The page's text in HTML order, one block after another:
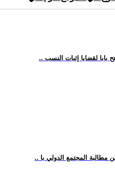
لقضايا إثبات النسب
مطالبة المجتمع الدولي با